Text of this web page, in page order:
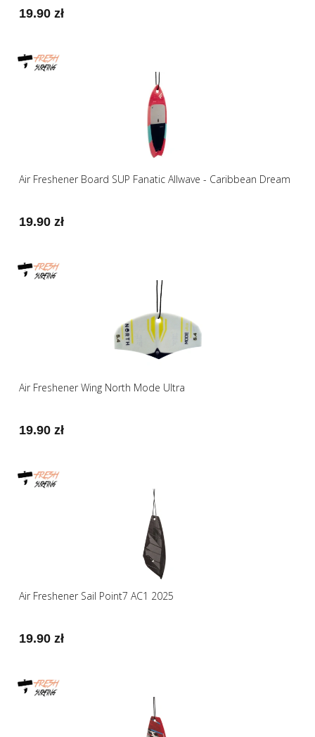
19.90 zł
Air Freshener Board SUP Fanatic Allwave - Caribbean Dream
19.90 zł
Air Freshener Wing North Mode Ultra
19.90 zł
Air Freshener Sail Point7 AC1 2025
19.90 zł